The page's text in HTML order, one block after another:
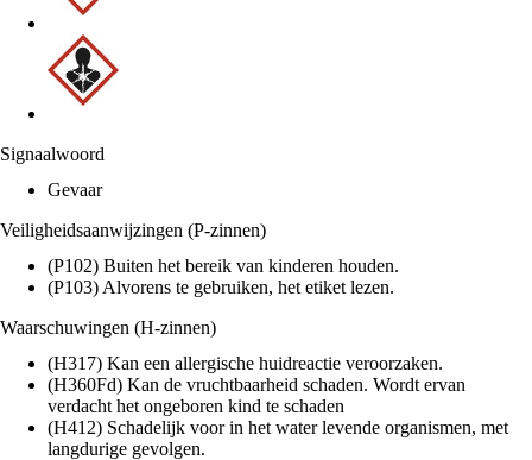
Signaalwoord
Gevaar
Veiligheidsaanwijzingen (P-zinnen)
(P102) Buiten het bereik van kinderen houden.
(P103) Alvorens te gebruiken, het etiket lezen.
Waarschuwingen (H-zinnen)
(H317) Kan een allergische huidreactie veroorzaken.
(H360Fd) Kan de vruchtbaarheid schaden. Wordt ervan
verdacht het ongeboren kind te schaden
(H412) Schadelijk voor in het water levende organismen, met
langdurige gevolgen.